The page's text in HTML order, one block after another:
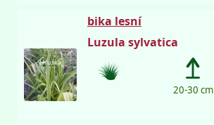
Hruška
bika lesní
Luzula sylvatica
20-30 cm